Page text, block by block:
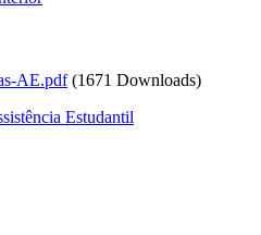
AE.pdf (1671 Downloads)
Estudantil